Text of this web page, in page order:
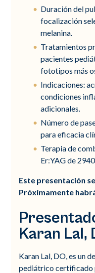
Duración del
focalización
melanina.
Tratamientos
pacientes
fototipos más
Indicaciones:
condiciones
adicionales.
Número de
para eficacia
Terapia de
Er:YAG de
Este presentación
Próximamente
Karan Lal,
Karan Lal, DO, es un
pediátrico certificado